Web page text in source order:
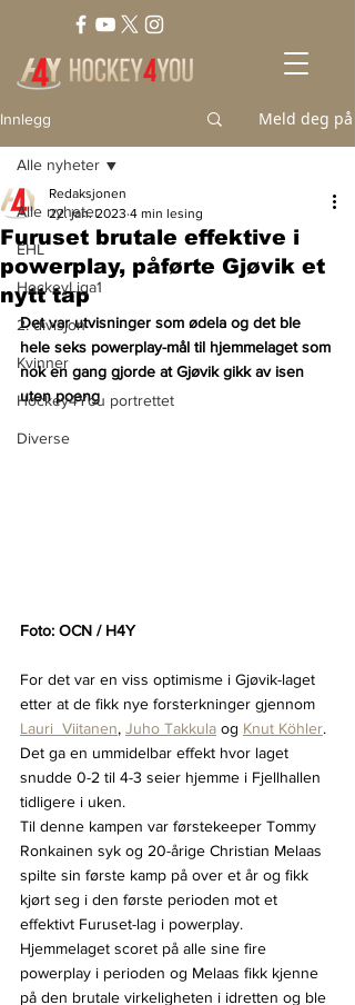
Innlegg Meld deg på
Alle nyheter
EHL
HockeyLiga1
2. divisjon
Kvinner
Hockey4You portrettet
Diverse
Alle nyheter
Furuset brutale effektive i
powerplay, påførte Gjøvik et
nytt tap
Redaksjonen
22. jan. 2023 4 min lesing
Det var utvisninger som ødela og det ble
hele seks powerplay-mål til hjemmelaget som
nok en gang gjorde at Gjøvik gikk av isen
uten poeng
Foto: OCN / H4Y
For det var en viss optimisme i Gjøvik-laget
etter at de fikk nye forsterkninger gjennom
Lauri  Viitanen, Juho Takkula og Knut Köhler.
Det ga en ummidelbar effekt hvor laget
snudde 0-2 til 4-3 seier hjemme i Fjellhallen
tidligere i uken.
Til denne kampen var førstekeeper Tommy
Ronkainen syk og 20-årige Christian Melaas
spilte sin første kamp på over et år og fikk
kjørt seg i den første perioden mot et
effektivt Furuset-lag i powerplay.
Hjemmelaget scoret på alle sine fire
powerplay i perioden og Melaas fikk kjenne
på den brutale virkeligheten i idretten og ble